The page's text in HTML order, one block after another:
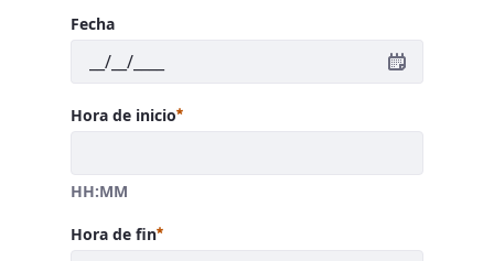
Fecha
Hora de inicio Requerido
HH:MM
Hora de fin Requerido